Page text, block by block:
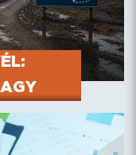
ÚJ
A